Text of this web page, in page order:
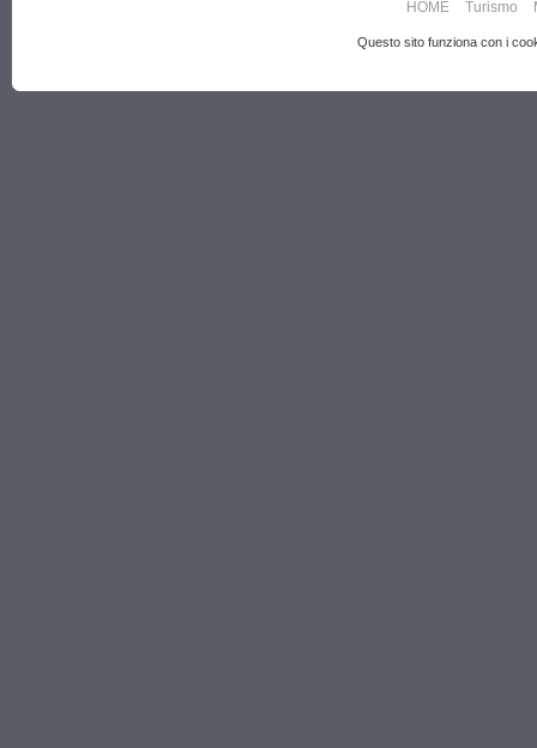
HOME Turismo
Questo sito funziona con i